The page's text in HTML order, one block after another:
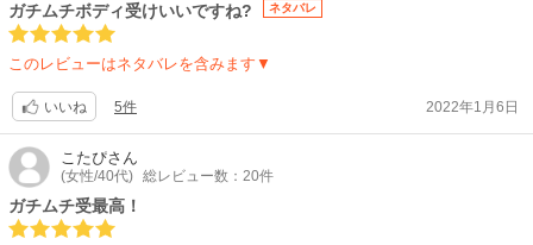
ガチムチボディ受けいいですね? ネタバレ
このレビューはネタバレを含みます▼
いいね 5件 2022年1月6日
こたぴさん
(女性/40代) 総レビュー数：20件
ガチムチ受最高！